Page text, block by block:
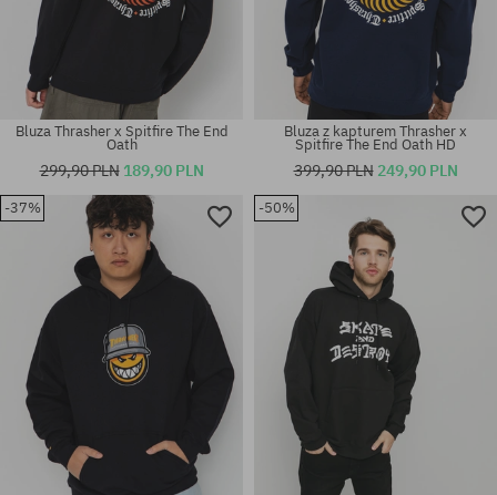
Dostępne rozmiary:
Dostępne rozmiary:
Bluza Thrasher x Spitfire The End
Oath
299,90 PLN 189,90 PLN
Bluza z kapturem Thrasher x
Spitfire The End Oath HD
399,90 PLN 249,90 PLN
-37% -50%